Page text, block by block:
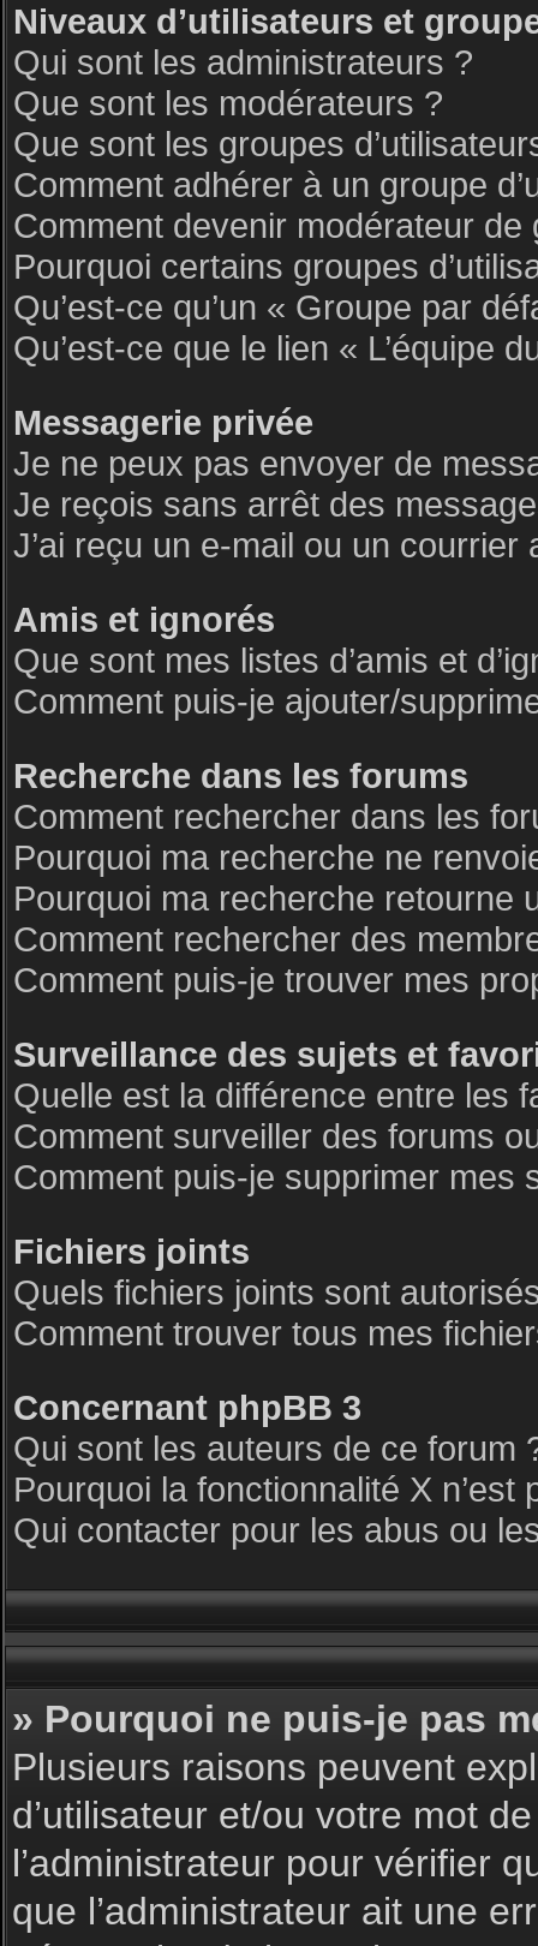
Niveaux d’utilisateurs et
Qui sont les administrateurs ?
Que sont les modérateurs ?
Que sont les groupes
Comment adhérer à un groupe
Comment devenir modérateur de
Pourquoi certains groupes
Qu’est-ce qu’un « Groupe par
Qu’est-ce que le lien « L’équipe
Messagerie privée
Je ne peux pas envoyer de
Je reçois sans arrêt des
J’ai reçu un e-mail ou un courrier
Amis et ignorés
Que sont mes listes d’amis et
Comment puis-je ajouter/
Recherche dans les forums
Comment rechercher dans les
Pourquoi ma recherche ne
Pourquoi ma recherche retourne
Comment rechercher des
Comment puis-je trouver mes
Surveillance des sujets et
Quelle est la différence entre les
Comment surveiller des forums
Comment puis-je supprimer mes
Fichiers joints
Quels fichiers joints sont
Comment trouver tous mes
Concernant phpBB 3
Qui sont les auteurs de ce forum
Pourquoi la fonctionnalité X n’est
Qui contacter pour les abus ou
» Pourquoi ne puis-je pas
Plusieurs raisons peuvent
d’utilisateur et/ou votre mot
l’administrateur pour vérifier
que l’administrateur ait une